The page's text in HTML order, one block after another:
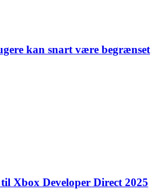
kan snart være begrænset
Xbox Developer Direct 2025